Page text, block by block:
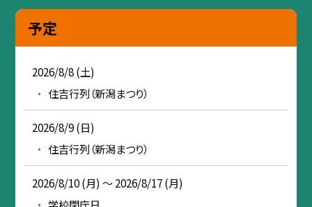
予定
2026/8/8 (土)
住吉行列（新潟まつり）
2026/8/9 (日)
住吉行列（新潟まつり）
2026/8/10 (月) ～ 2026/8/17 (月)